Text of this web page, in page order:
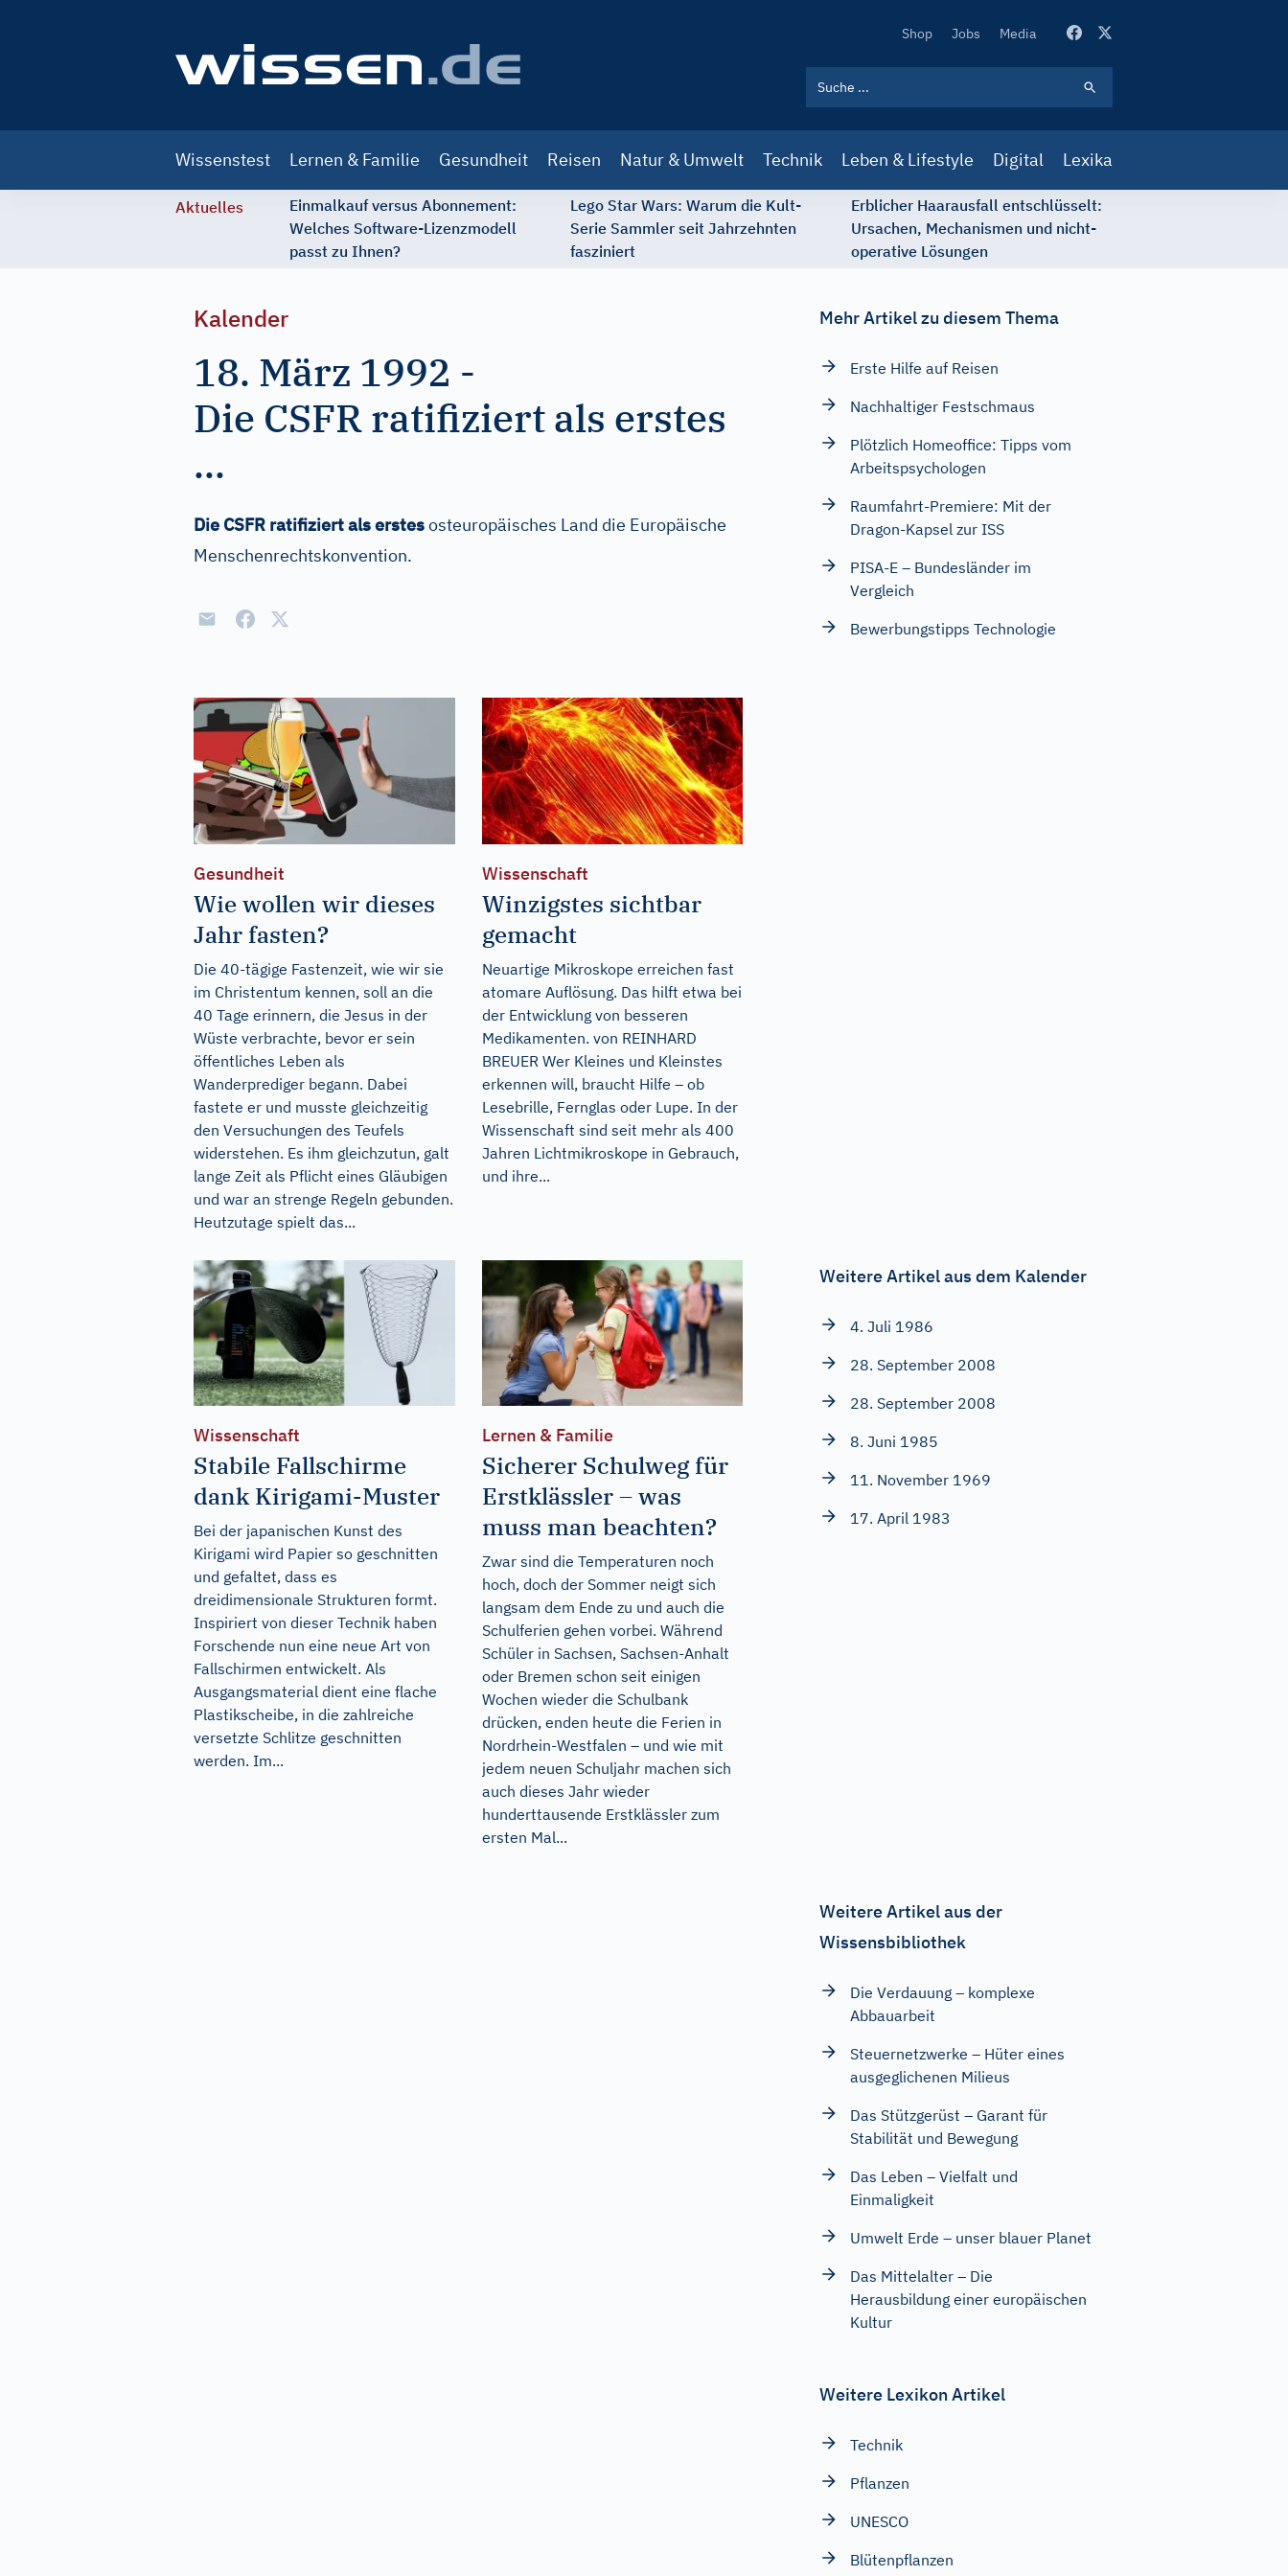
Secondary
Shop Jobs Media
navigation
Wissenstest Lernen & Familie Gesundheit Reisen Natur & Umwelt Technik Leben & Lifestyle Digital Lexika
Aktuelles
Einmalkauf versus Abonnement:
Welches Software-Lizenzmodell
passt zu Ihnen?
Lego Star Wars: Warum die Kult-
Serie Sammler seit Jahrzehnten
fasziniert
Erblicher Haarausfall entschlüsselt:
Ursachen, Mechanismen und nicht-
operative Lösungen
Kalender
18. März 1992 -
Die CSFR ratifiziert als erstes
...
Die CSFR ratifiziert als erstesosteuropäisches Land die Europäische
Menschenrechtskonvention.
Gesundheit
Wie wollen wir dieses
Jahr fasten?
Die 40-tägige Fastenzeit, wie wir sie
im Christentum kennen, soll an die
40 Tage erinnern, die Jesus in der
Wüste verbrachte, bevor er sein
öffentliches Leben als
Wanderprediger begann. Dabei
fastete er und musste gleichzeitig
den Versuchungen des Teufels
widerstehen. Es ihm gleichzutun, galt
lange Zeit als Pflicht eines Gläubigen
und war an strenge Regeln gebunden.
Heutzutage spielt das...
Wissenschaft
Winzigstes sichtbar
gemacht
Neuartige Mikroskope erreichen fast
atomare Auflösung. Das hilft etwa bei
der Entwicklung von besseren
Medikamenten. von REINHARD
BREUER Wer Kleines und Kleinstes
erkennen will, braucht Hilfe – ob
Lesebrille, Fernglas oder Lupe. In der
Wissenschaft sind seit mehr als 400
Jahren Lichtmikroskope in Gebrauch,
und ihre...
Wissenschaft
Stabile Fallschirme
dank Kirigami-Muster
Bei der japanischen Kunst des
Kirigami wird Papier so geschnitten
und gefaltet, dass es
dreidimensionale Strukturen formt.
Inspiriert von dieser Technik haben
Forschende nun eine neue Art von
Fallschirmen entwickelt. Als
Ausgangsmaterial dient eine flache
Plastikscheibe, in die zahlreiche
versetzte Schlitze geschnitten
werden. Im...
Lernen & Familie
Sicherer Schulweg für
Erstklässler – was
muss man beachten?
Zwar sind die Temperaturen noch
hoch, doch der Sommer neigt sich
langsam dem Ende zu und auch die
Schulferien gehen vorbei. Während
Schüler in Sachsen, Sachsen-Anhalt
oder Bremen schon seit einigen
Wochen wieder die Schulbank
drücken, enden heute die Ferien in
Nordrhein-Westfalen – und wie mit
jedem neuen Schuljahr machen sich
auch dieses Jahr wieder
hunderttausende Erstklässler zum
ersten Mal...
Mehr Artikel zu diesem Thema
Erste Hilfe auf Reisen
Nachhaltiger Festschmaus
Plötzlich Homeoffice: Tipps vom
Arbeitspsychologen
Raumfahrt-Premiere: Mit der
Dragon-Kapsel zur ISS
PISA-E – Bundesländer im
Vergleich
Bewerbungstipps Technologie
Weitere Artikel aus dem Kalender
4. Juli 1986
28. September 2008
28. September 2008
8. Juni 1985
11. November 1969
17. April 1983
Weitere Artikel aus der
Wissensbibliothek
Die Verdauung – komplexe
Abbauarbeit
Steuernetzwerke – Hüter eines
ausgeglichenen Milieus
Das Stützgerüst – Garant für
Stabilität und Bewegung
Das Leben – Vielfalt und
Einmaligkeit
Umwelt Erde – unser blauer Planet
Das Mittelalter – Die
Herausbildung einer europäischen
Kultur
Weitere Lexikon Artikel
Technik
Pflanzen
UNESCO
Blütenpflanzen